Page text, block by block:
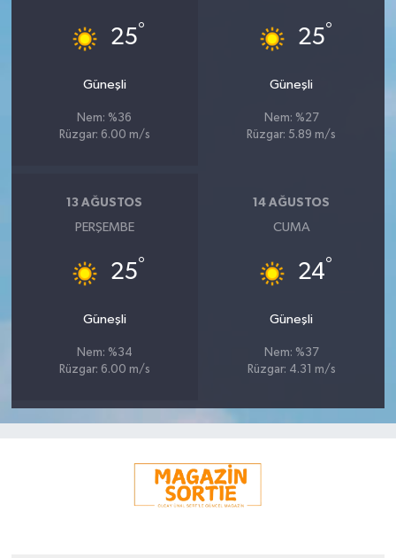
25°
Güneşli
Nem: %36
Rüzgar: 6.00 m/s
25°
Güneşli
Nem: %27
Rüzgar: 5.89 m/s
13 AĞUSTOS
PERŞEMBE
25°
Güneşli
Nem: %34
Rüzgar: 6.00 m/s
14 AĞUSTOS
CUMA
24°
Güneşli
Nem: %37
Rüzgar: 4.31 m/s